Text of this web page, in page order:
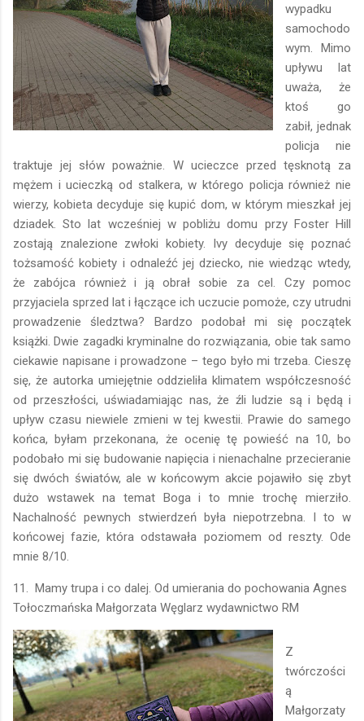
wypadku
samochodo
wym. Mimo
upływu lat
uważa, że
ktoś go
zabił, jednak
policja nie
traktuje jej słów poważnie. W ucieczce przed tęsknotą za
mężem i ucieczką od stalkera, w którego policja również nie
wierzy, kobieta decyduje się kupić dom, w którym mieszkał jej
dziadek. Sto lat wcześniej w pobliżu domu przy Foster Hill
zostają znalezione zwłoki kobiety. Ivy decyduje się poznać
tożsamość kobiety i odnaleźć jej dziecko, nie wiedząc wtedy,
że zabójca również i ją obrał sobie za cel. Czy pomoc
przyjaciela sprzed lat i łączące ich uczucie pomoże, czy utrudni
prowadzenie śledztwa? Bardzo podobał mi się początek
książki. Dwie zagadki kryminalne do rozwiązania, obie tak samo
ciekawie napisane i prowadzone – tego było mi trzeba. Cieszę
się, że autorka umiejętnie oddzieliła klimatem współczesność
od przeszłości, uświadamiając nas, że źli ludzie są i będą i
upływ czasu niewiele zmieni w tej kwestii. Prawie do samego
końca, byłam przekonana, że ocenię tę powieść na 10, bo
podobało mi się budowanie napięcia i nienachalne przecieranie
się dwóch światów, ale w końcowym akcie pojawiło się zbyt
dużo wstawek na temat Boga i to mnie trochę mierziło.
Nachalność pewnych stwierdzeń była niepotrzebna. I to w
końcowej fazie, która odstawała poziomem od reszty. Ode
mnie 8/10.
11. Mamy trupa i co dalej. Od umierania do pochowania Agnes
Tołoczmańska Małgorzata Węglarz wydawnictwo RM
Z
twórczości
ą
Małgorzaty